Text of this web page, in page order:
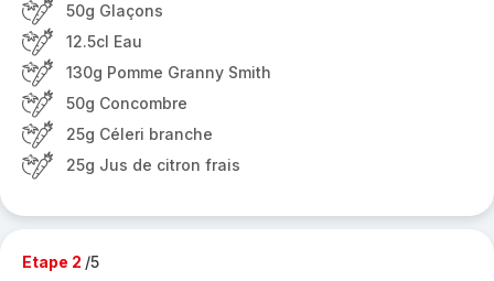
50g Glaçons
12.5cl Eau
130g Pomme Granny Smith
50g Concombre
25g Céleri branche
25g Jus de citron frais
Etape 2 /5